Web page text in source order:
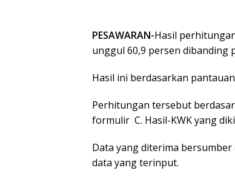
PESAWARAN-Hasil
unggul 60,9 persen dibanding
Hasil ini berdasarkan
Perhitungan tersebut
formulir C. Hasil-KWK yang
Data yang diterima bersumber
data yang terinput.